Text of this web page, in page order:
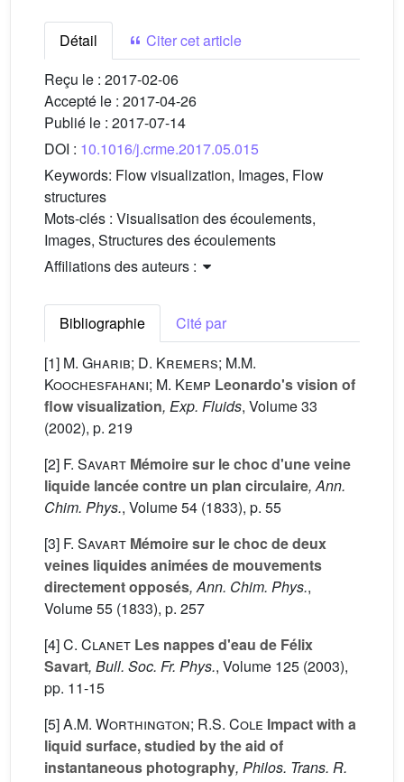
Détail
Citer cet article
Reçu le : 2017-02-06
Accepté le : 2017-04-26
Publié le : 2017-07-14
DOI : 10.1016/j.crme.2017.05.015
Keywords: Flow visualization, Images, Flow
structures
Mots-clés : Visualisation des écoulements,
Images, Structures des écoulements
Affiliations des auteurs :
Bibliographie
Cité par
[1] M. Gharib; D. Kremers; M.M.
Koochesfahani; M. Kemp Leonardo's vision of
flow visualization, Exp. Fluids, Volume 33
(2002), p. 219
[2] F. Savart Mémoire sur le choc d'une veine
liquide lancée contre un plan circulaire, Ann.
Chim. Phys., Volume 54 (1833), p. 55
[3] F. Savart Mémoire sur le choc de deux
veines liquides animées de mouvements
directement opposés, Ann. Chim. Phys.,
Volume 55 (1833), p. 257
[4]C. Clanet Les nappes d'eau de Félix
Savart, Bull. Soc. Fr. Phys., Volume 125 (2003),
pp. 11-15
[5]A.M. Worthington; R.S. Cole Impact with a
liquid surface, studied by the aid of
instantaneous photography, Philos. Trans. R.